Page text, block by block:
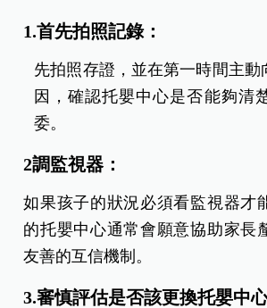
1.首先拍照記錄：
先拍照存證，並在第一時間主動
因，確認托嬰中心是否能夠清
委。
2調監視器：
如果孩子的狀況必須看監視器才
的托嬰中心通常會願意協助家長
友善的互信機制。
3.審慎評估是否該更換托嬰中心